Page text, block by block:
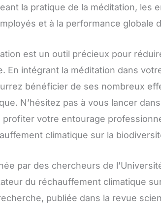
la pratique de la méditation, les
et à la performance globale
est un outil précieux pour
En intégrant la méditation dans
bénéficier de ses nombreux
N’hésitez pas à vous lancer
profiter votre entourage
climatique sur la
par des chercheurs de
du réchauffement climatique
publiée dans la revue